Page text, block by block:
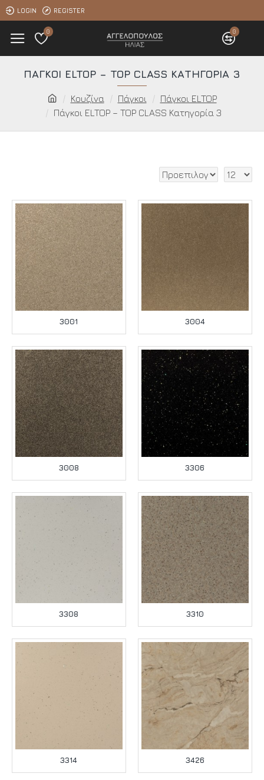
LOGIN REGISTER
0 0
Κουζίνα Πάγκοι
Πάγκοι ELTOP
Πάγκοι ELTOP – TOP CLASS Κατηγορία 3
ΠΆΓΚΟΙ ELTOP – TOP CLASS ΚΑΤΗΓΟΡΊΑ 3
3001 3004
3008 3306
3308 3310
3314 3426